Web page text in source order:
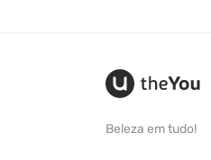
Beleza em tudo!